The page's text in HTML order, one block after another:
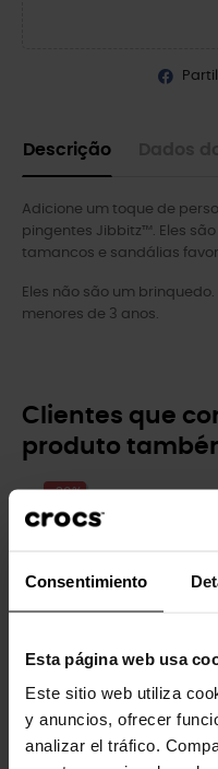
Consentimiento
Esta página web usa
Este sitio web utiliza
y anuncios, ofrecer
analizar el tráfico.
Descrição
Adicione um toque de
pingentes Jibbitz™. Eles
tamancos e sandálias
Eles não são um
menores de 3 anos.
Clientes que
produto
-20%
Letra V
4,99 € 3,99 €